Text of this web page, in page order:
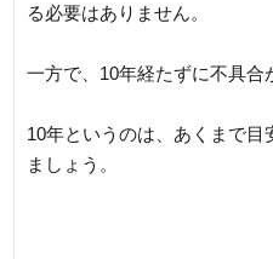
る必要はありません。
一方で、10年経たずに不具合
10年というのは、あくまで目
ましょう。